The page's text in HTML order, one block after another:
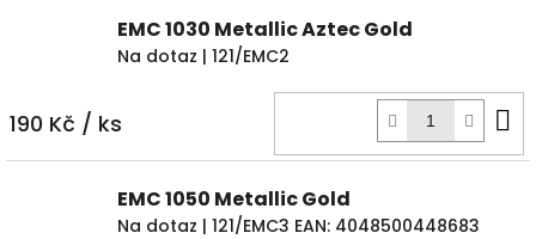
EMC 1030 Metallic Aztec Gold
Na dotaz | 121/EMC2
190 Kč / ks
EMC 1050 Metallic Gold
Na dotaz | 121/EMC3 EAN: 4048500448683